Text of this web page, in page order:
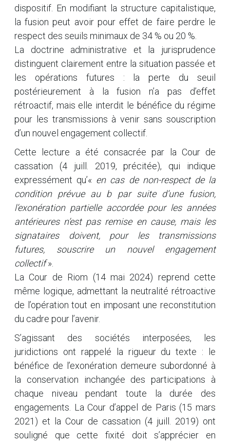
dispositif. En modifiant la structure capitalistique,
la fusion peut avoir pour effet de faire perdre le
respect des seuils minimaux de 34 % ou 20 %.
La doctrine administrative et la jurisprudence
distinguent clairement entre la situation passée et
les opérations futures : la perte du seuil
postérieurement à la fusion n’a pas d’effet
rétroactif, mais elle interdit le bénéfice du régime
pour les transmissions à venir sans souscription
d’un nouvel engagement collectif.
Cette lecture a été consacrée par la Cour de
cassation (4 juill. 2019, précitée), qui indique
expressément qu’« en cas de non-respect de la
condition prévue au b par suite d’une fusion,
l’exonération partielle accordée pour les années
antérieures n’est pas remise en cause, mais les
signataires doivent, pour les transmissions
futures, souscrire un nouvel engagement
collectif».
La Cour de Riom (14 mai 2024) reprend cette
même logique, admettant la neutralité rétroactive
de l’opération tout en imposant une reconstitution
du cadre pour l’avenir.
S’agissant des sociétés interposées, les
juridictions ont rappelé la rigueur du texte : le
bénéfice de l’exonération demeure subordonné à
la conservation inchangée des participations à
chaque niveau pendant toute la durée des
engagements. La Cour d’appel de Paris (15 mars
2021) et la Cour de cassation (4 juill. 2019) ont
souligné que cette fixité doit s’apprécier en